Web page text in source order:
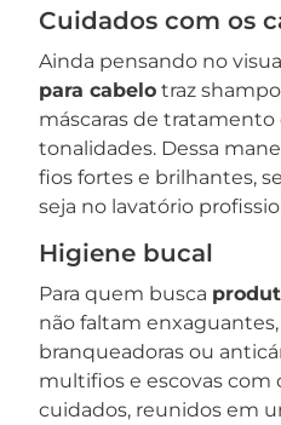
Cuidados com os
Ainda pensando no
para cabelo traz
máscaras de
tonalidades. Dessa
fios fortes e brilhantes,
seja no lavatório
Higiene bucal
Para quem busca
não faltam
branqueadoras ou
multifios e escovas com
cuidados, reunidos em